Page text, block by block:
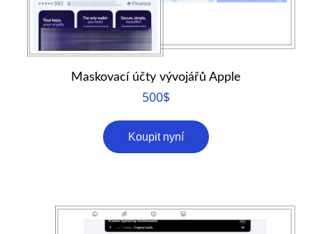
Maskovací účty vývojářů Apple
500$
Koupit nyní